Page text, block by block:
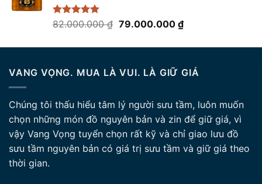
Được xếp
82.000.000₫ Giá
là:
79.000.000 ₫Giá
tại
79.000.000 ₫.
VANG VỌNG. MUA LÀ VUI. LÀ GIỮ GIÁ
Chúng tôi thấu hiểu tâm lý người sưu tầm, luôn muốn
chọn những món đồ nguyên bản và zin để giữ giá, vì
vậy Vang Vọng tuyển chọn rất kỹ và chỉ giao lưu đồ
sưu tầm nguyên bản có giá trị sưu tầm và giữ giá theo
thời gian.